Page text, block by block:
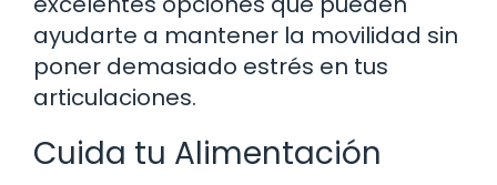
ayudarte a mantener la movilidad sin
poner demasiado estrés en tus
articulaciones.
Cuida tu Alimentación